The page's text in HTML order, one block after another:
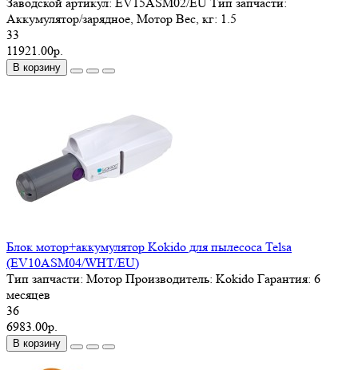
Заводской артикул: EV15ASM02/EU Тип запчасти:
Аккумулятор/зарядное, Мотор Вес, кг: 1.5
33
11921.00р.
В корзину
Блок мотор+аккумулятор Kokido для пылесоса Telsa
(EV10ASM04/WHT/EU)
Тип запчасти: Мотор Производитель: Kokido Гарантия: 6
месяцев
36
6983.00р.
В корзину